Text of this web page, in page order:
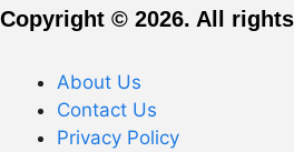
Copyright © 2026. All
About Us
Contact Us
Privacy Policy